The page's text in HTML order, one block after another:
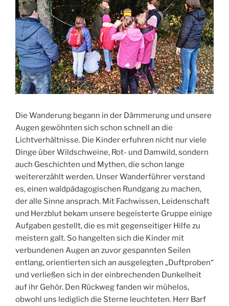
Die Wanderung begann in der Dämmerung und unsere
Augen gewöhnten sich schon schnell an die
Lichtverhältnisse. Die Kinder erfuhren nicht nur viele
Dinge über Wildschweine, Rot- und Damwild, sondern
auch Geschichten und Mythen, die schon lange
weitererzählt werden. Unser Wanderführer verstand
es, einen waldpädagogischen Rundgang zu machen,
der alle Sinne ansprach. Mit Fachwissen, Leidenschaft
und Herzblut bekam unsere begeisterte Gruppe einige
Aufgaben gestellt, die es mit gegenseitiger Hilfe zu
meistern galt. So hangelten sich die Kinder mit
verbundenen Augen an zuvor gespannten Seilen
entlang, orientierten sich an ausgelegten „Duftproben“
und verließen sich in der einbrechenden Dunkelheit
auf ihr Gehör. Den Rückweg fanden wir mühelos,
obwohl uns lediglich die Sterne leuchteten. Herr Barf